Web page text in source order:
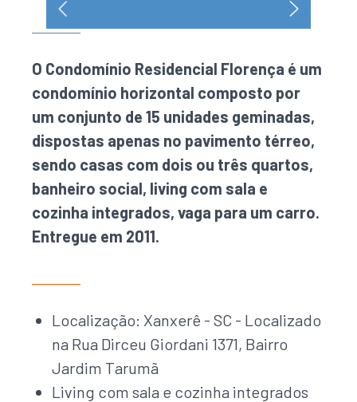
O Condomínio Residencial Florença é um
condomínio horizontal composto por
um conjunto de 15 unidades geminadas,
dispostas apenas no pavimento térreo,
sendo casas com dois ou três quartos,
banheiro social, living com sala e
cozinha integrados, vaga para um carro.
Entregue em 2011.
Localização: Xanxerê - SC - Localizado
na Rua Dirceu Giordani 1371, Bairro
Jardim Tarumã
Living com sala e cozinha integrados